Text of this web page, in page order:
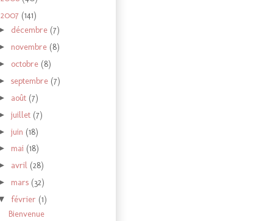
2007 (141)
décembre (7)
novembre (8)
octobre (8)
septembre (7)
août (7)
juillet (7)
juin (18)
mai (18)
avril (28)
mars (32)
février (1)
Bienvenue